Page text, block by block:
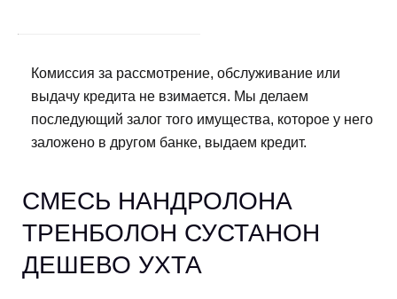
Комиссия за рассмотрение, обслуживание или
выдачу кредита не взимается. Мы делаем
последующий залог того имущества, которое у него
заложено в другом банке, выдаем кредит.
СМЕСЬ НАНДРОЛОНА
ТРЕНБОЛОН СУСТАНОН
ДЕШЕВО УХТА